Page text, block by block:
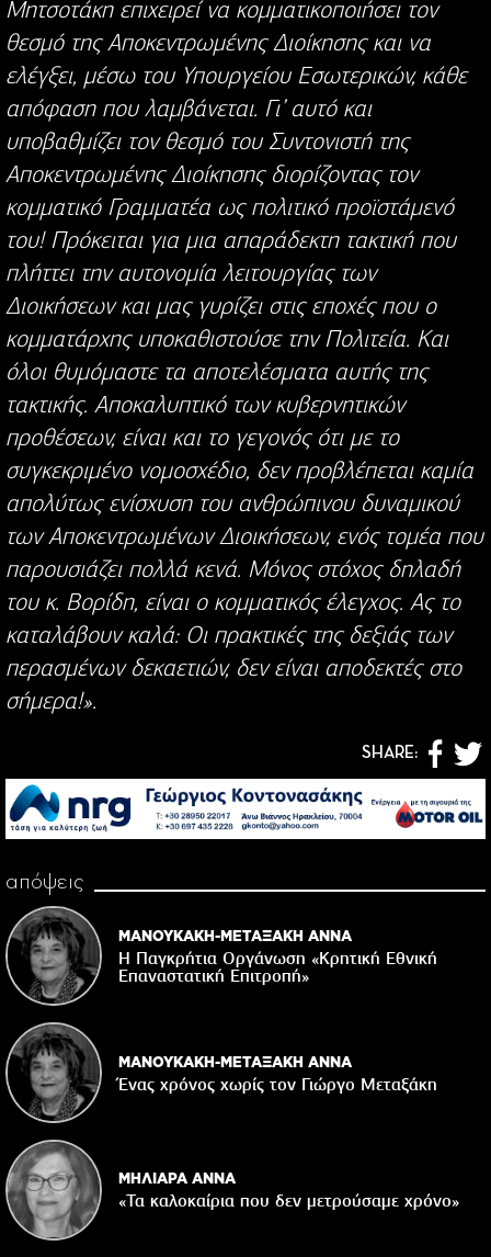
Μητσοτάκη επιχειρεί να κομματικοποιήσει τον
θεσμό της Αποκεντρωμένης Διοίκησης και να
ελέγξει, μέσω του Υπουργείου Εσωτερικών, κάθε
απόφαση που λαμβάνεται. Γι’ αυτό και
υποβαθμίζει τον θεσμό του Συντονιστή της
Αποκεντρωμένης Διοίκησης διορίζοντας τον
κομματικό Γραμματέα ως πολιτικό προϊστάμενό
του! Πρόκειται για μια απαράδεκτη τακτική που
πλήττει την αυτονομία λειτουργίας των
Διοικήσεων και μας γυρίζει στις εποχές που ο
κομματάρχης υποκαθιστούσε την Πολιτεία. Και
όλοι θυμόμαστε τα αποτελέσματα αυτής της
τακτικής. Αποκαλυπτικό των κυβερνητικών
προθέσεων, είναι και το γεγονός ότι με το
συγκεκριμένο νομοσχέδιο, δεν προβλέπεται καμία
απολύτως ενίσχυση του ανθρώπινου δυναμικού
των Αποκεντρωμένων Διοικήσεων, ενός τομέα που
παρουσιάζει πολλά κενά. Μόνος στόχος δηλαδή
του κ. Βορίδη, είναι ο κομματικός έλεγχος. Ας το
καταλάβουν καλά: Οι πρακτικές της δεξιάς των
περασμένων δεκαετιών, δεν είναι αποδεκτές στο
σήμερα!».
SHARE:
απόψεις
ΜΑΝΟΥΚΑΚΗ-ΜΕΤΑΞΑΚΗ ΑΝΝΑ
Η Παγκρήτια Οργάνωση «Κρητική Εθνική
Επαναστατική Eπιτροπή»
ΜΑΝΟΥΚΑΚΗ-ΜΕΤΑΞΑΚΗ ΑΝΝΑ
Ένας χρόνος χωρίς τον Γιώργο Μεταξάκη
ΜΗΛΙΑΡΑ ΑΝΝΑ
«Τα καλοκαίρια που δεν μετρούσαμε χρόνο»